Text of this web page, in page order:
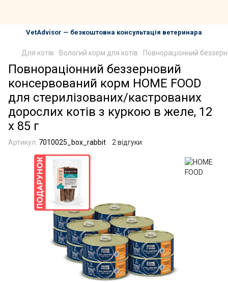
VetAdvisor — безкоштовна консультація ветеринара
Для котів Вологий корм для котів Повнораціонний
Повнораціонний беззерновий
консервований корм HOME FOOD
для стерилізованих/кастрованих
дорослих котів з куркою в желе, 12
х 85 г
Артикул: 7010025_box_rabbit 2 відгуки